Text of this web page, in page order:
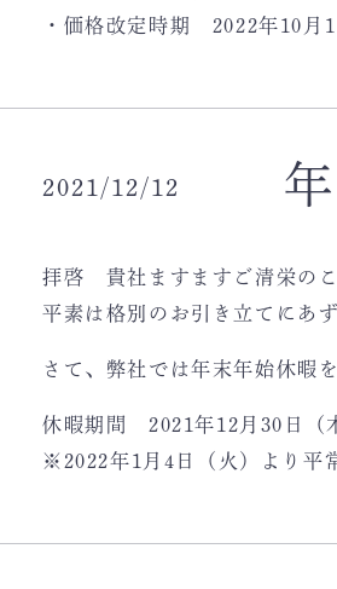
・価格改定時期 2022年10月1
2021/12/12
拝啓 貴社ますますご清栄のこ
平素は格別のお引き立てにあ
さて、弊社では年末年始休暇
休暇期間 2021年12月30日（
※2022年1月4日（火）より平